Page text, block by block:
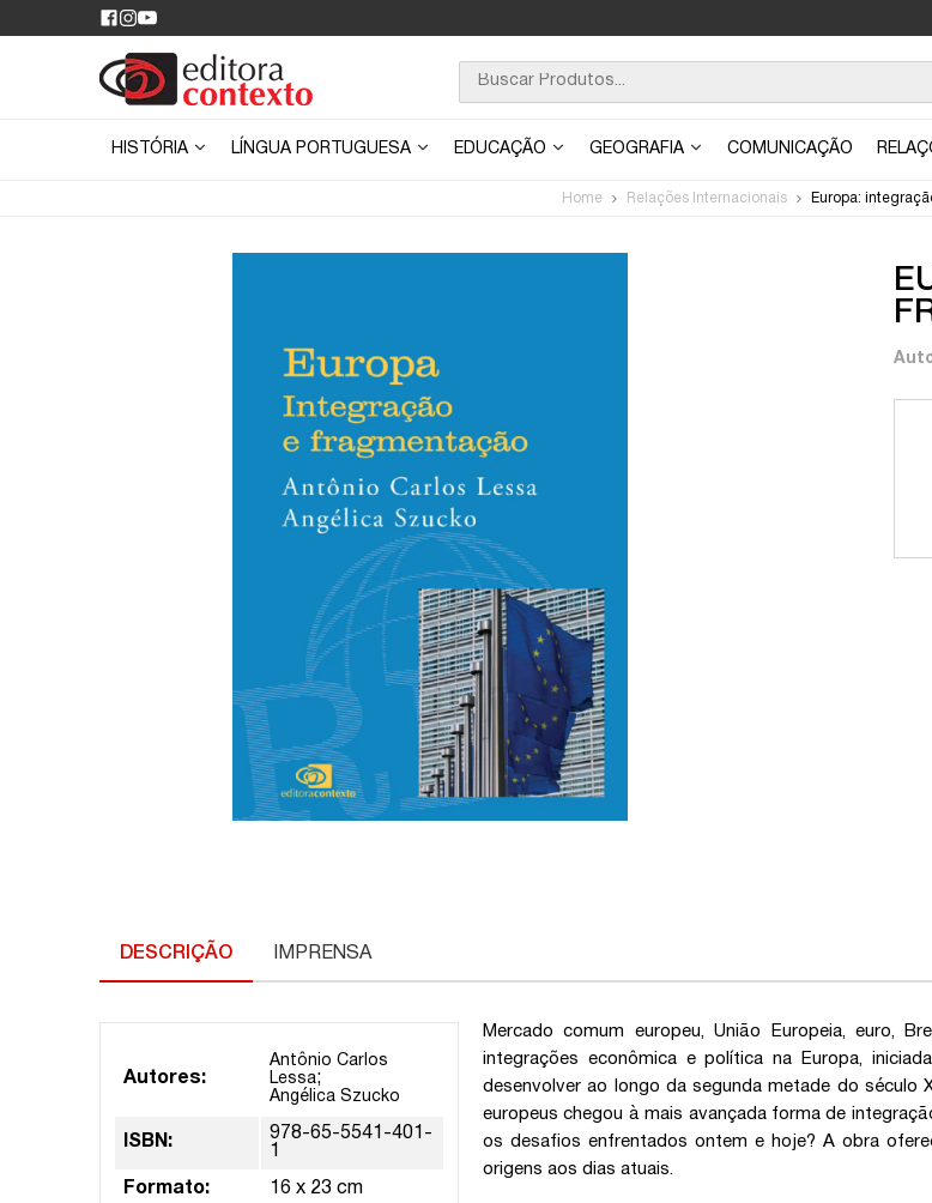
HISTÓRIA LÍNGUA PORTUGUESA EDUCAÇÃO GEOGRAFIA COMUNICAÇÃO
Home Relações Internacionais Europa:
DESCRIÇÃO IMPRENSA
Autores:
Antônio Carlos
Lessa;
Angélica Szucko
ISBN:
978-65-5541-401-
1
Formato: 16 x 23 cm
Mercado comum europeu, União Europeia, euro,
integrações econômica e política na Europa,
desenvolver ao longo da segunda metade do século
europeus chegou à mais avançada forma de
os desafios enfrentados ontem e hoje? A obra
origens aos dias atuais.